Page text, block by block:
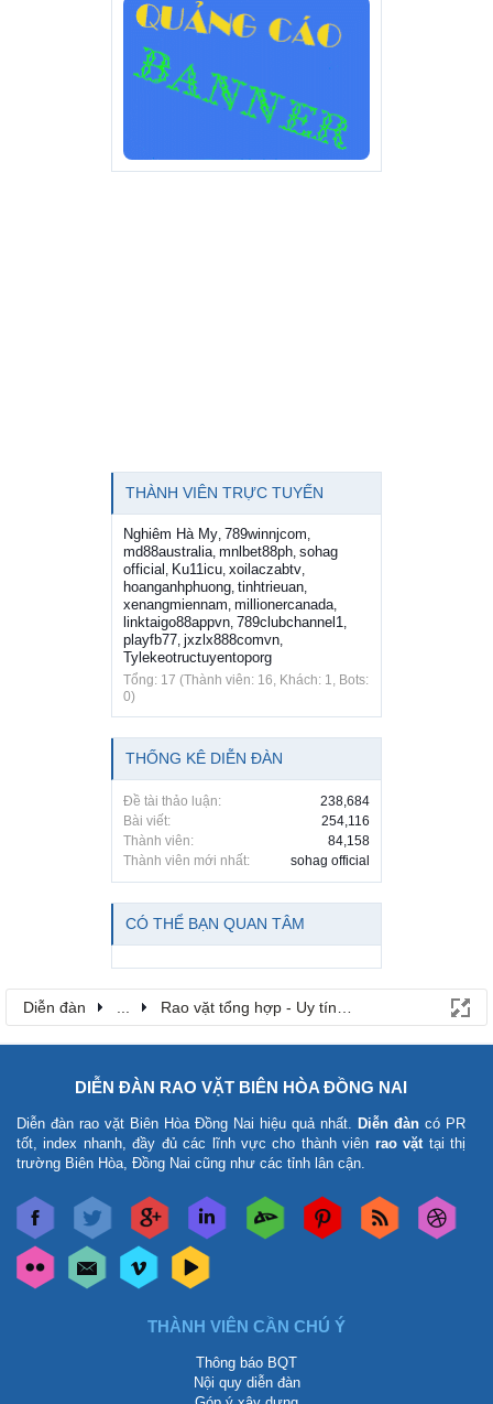
THÀNH VIÊN TRỰC TUYẾN
Nghiêm Hà My, 789winnjcom,
md88australia, mnlbet88ph, sohag
official , Ku11icu, xoilaczabtv,
hoanganhphuong, tinhtrieuan,
xenangmiennam, millionercanada,
linktaigo88appvn, 789clubchannel1,
playfb77, jxzlx888comvn,
Tylekeotructuyentoporg
Tổng: 17 (Thành viên: 16, Khách: 1, Bots:
0)
THỐNG KÊ DIỄN ĐÀN
Đề tài thảo luận:
238,684
Bài viết:
254,116
Thành viên:
84,158
Thành viên mới nhất:
sohag official
CÓ THỂ BẠN QUAN TÂM
Diễn đàn ... Rao vặt tổng hợp - Uy tín - Miễn phí
DIỄN ĐÀN RAO VẶT BIÊN HÒA ĐỒNG NAI
Diễn đàn rao vặt Biên Hòa Đồng Nai hiệu quả nhất. Diễn đàn có PR
tốt, index nhanh, đầy đủ các lĩnh vực cho thành viên rao vặttại thị
trường Biên Hòa, Đồng Nai cũng như các tỉnh lân cận.
THÀNH VIÊN CẦN CHÚ Ý
Thông báo BQT
Nội quy diễn đàn